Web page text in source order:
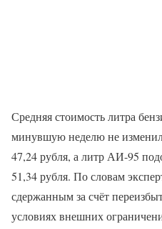
Средняя стоимость литра
минувшую неделю не
47,24 рубля, а литр АИ-95
51,34 рубля. По словам
сдержанным за счёт
условиях внешних